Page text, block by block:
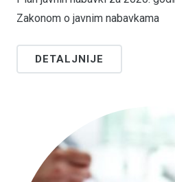
Zakonom o javnim nabavkama
DETALJNIJE